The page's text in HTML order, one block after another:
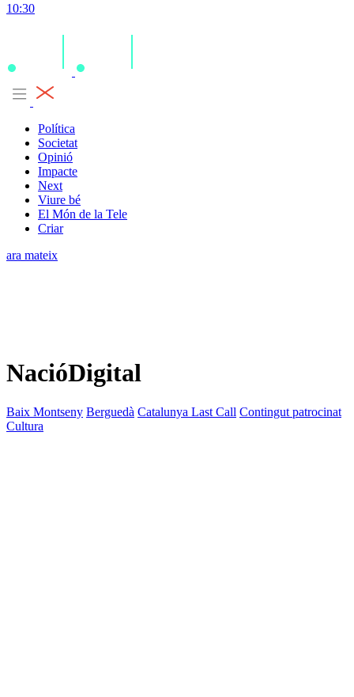
10:30
Política
Societat
Opinió
Impacte
Next
Viure bé
El Món de la Tele
Criar
ara mateix
NacióDigital
Baix Montseny Berguedà Catalunya Last Call Contingut patrocinat
Cultura